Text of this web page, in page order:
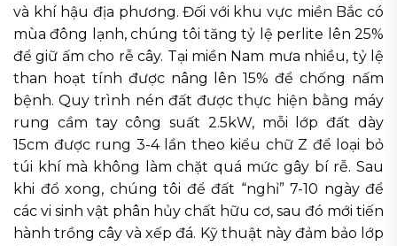
và khí hậu địa phương. Đối với khu vực miền Bắc có
mùa đông lạnh, chúng tôi tăng tỷ lệ perlite lên 25%
để giữ ấm cho rễ cây. Tại miền Nam mưa nhiều, tỷ lệ
than hoạt tính được nâng lên 15% để chống nấm
bệnh. Quy trình nén đất được thực hiện bằng máy
rung cầm tay công suất 2.5kW, mỗi lớp đất dày
15cm được rung 3-4 lần theo kiểu chữ Z để loại bỏ
túi khí mà không làm chặt quá mức gây bí rễ. Sau
khi đổ xong, chúng tôi để đất “nghỉ” 7-10 ngày để
các vi sinh vật phân hủy chất hữu cơ, sau đó mới tiến
hành trồng cây và xếp đá. Kỹ thuật này đảm bảo lớp